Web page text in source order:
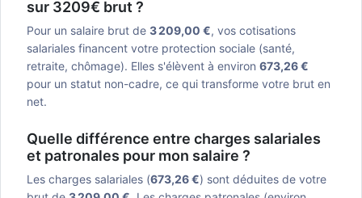
sur 3209€ brut ?
Pour un salaire brut de 3 209,00 €, vos cotisations
salariales financent votre protection sociale (santé,
retraite, chômage). Elles s'élèvent à environ 673,26 €
pour un statut non-cadre, ce qui transforme votre brut en
net.
Quelle différence entre charges salariales
et patronales pour mon salaire ?
Les charges salariales (673,26 €) sont déduites de votre